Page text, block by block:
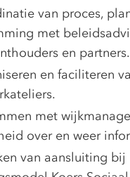
van proces,
met
en partners.
en faciliteren
met
over en weer
van aansluiting bij